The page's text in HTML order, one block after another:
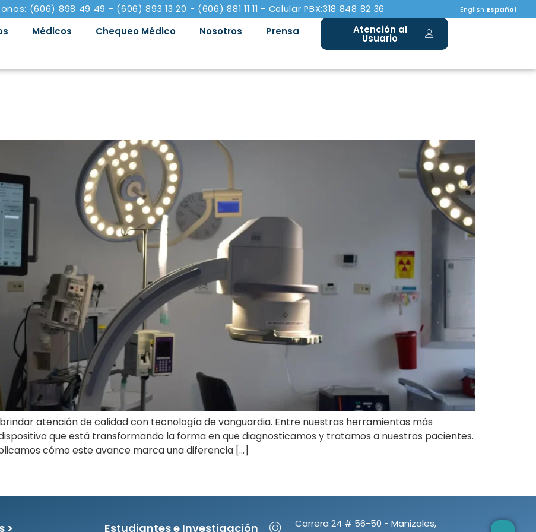
(606) 898 49 49 - (606) 893 13 20 - (606) 881 11 11 - Celular PBX:318 848 82 36 English Español
Médicos Chequeo Médico Nosotros Prensa Atención al
Usuario
atención de calidad con tecnología de vanguardia. Entre nuestras herramientas más
que está transformando la forma en que diagnosticamos y tratamos a nuestros pacientes.
cómo este avance marca una diferencia […]
> Estudiantes e Investigación
Carrera 24 # 56-50 - Manizales,